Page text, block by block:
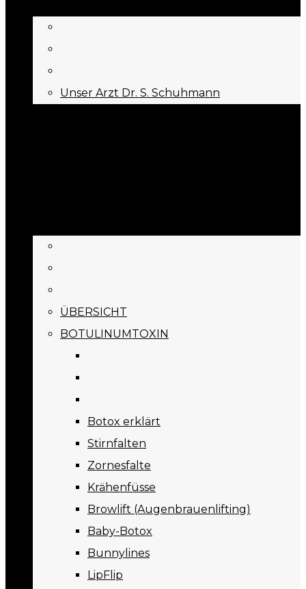
Unser Arzt Dr. S. Schuhmann
ÜBERSICHT
BOTULINUMTOXIN
Botox erklärt
Stirnfalten
Zornesfalte
Krähenfüsse
Browlift (Augenbrauenlifting)
Baby-Botox
Bunnylines
LipFlip